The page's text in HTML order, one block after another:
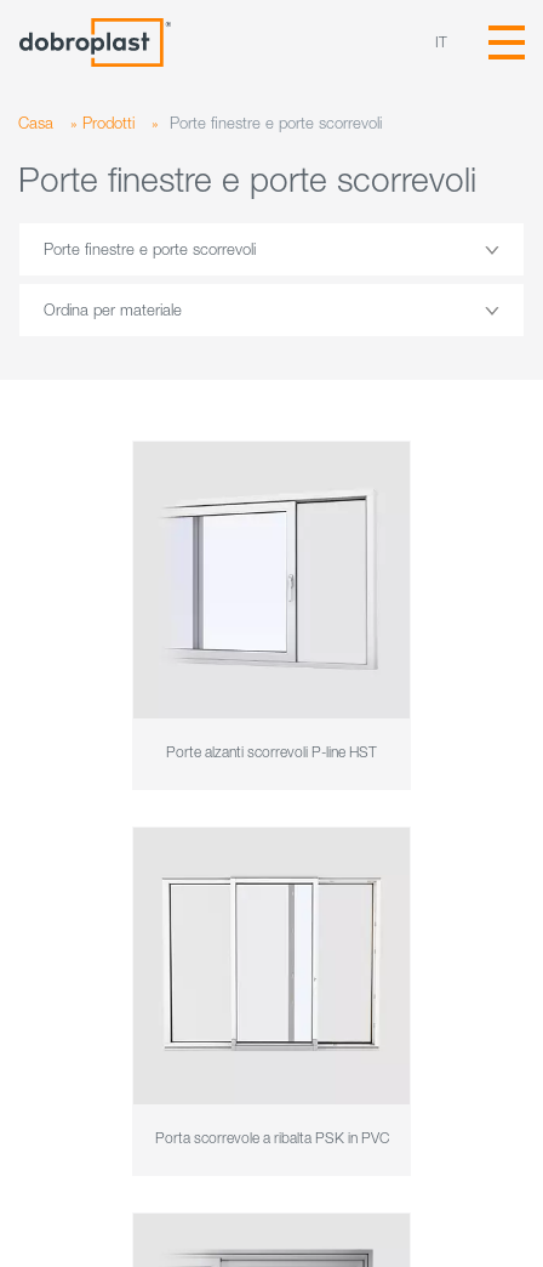
IT
Casa » Prodotti » Porte finestre e porte scorrevoli
Porte finestre e porte scorrevoli
Porte finestre e porte scorrevoli
Ordina per materiale
Porte alzanti scorrevoli P-line HST
Porta scorrevole a ribalta PSK in PVC